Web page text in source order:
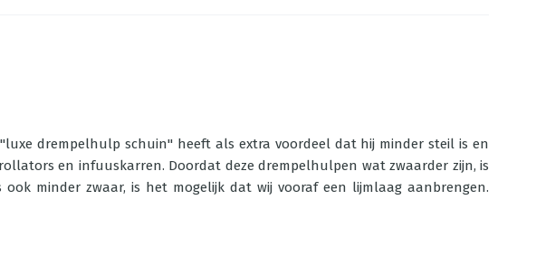
drempelhulp schuin" heeft als extra voordeel dat hij minder steil is en
en infuuskarren. Doordat deze drempelhulpen wat zwaarder zijn, is
minder zwaar, is het mogelijk dat wij vooraf een lijmlaag aanbrengen.